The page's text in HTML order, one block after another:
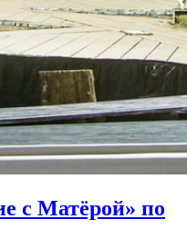
с Матёрой» по